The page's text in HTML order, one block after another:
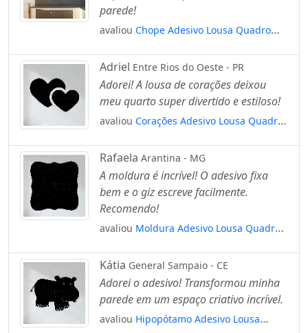
parede!
avaliou Chope Adesivo Lousa Quadro
Mod:107
Adriel Entre Rios do Oeste - PR
Adorei! A lousa de corações deixou
meu quarto super divertido e estiloso!
avaliou Corações Adesivo Lousa Quadro
Mod:76
Rafaela Arantina - MG
A moldura é incrível! O adesivo fixa
bem e o giz escreve facilmente.
Recomendo!
avaliou Moldura Adesivo Lousa Quadro
Mod:114
Kátia General Sampaio - CE
Adorei o adesivo! Transformou minha
parede em um espaço criativo incrível.
avaliou Hipopótamo Adesivo Lousa